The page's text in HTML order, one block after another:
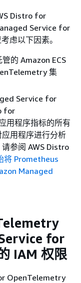
Distro for
Service for
虑以下因素。
的 Amazon ECS
集
Service for
for
用程序指标的所有
用程序进行分析
参阅 AWS Distro
将 Prometheus
Managed
for
IAM 权限
OpenTelemetry